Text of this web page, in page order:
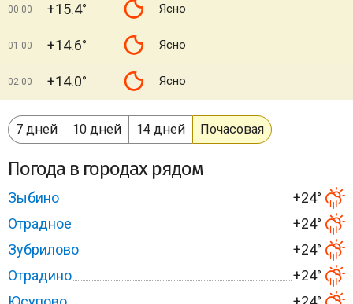
00:00 +15.4° Ясно
01:00 +14.6° Ясно
02:00 +14.0° Ясно
7 дней 10 дней 14 дней Почасовая
Погода в городах рядом
Зыбино
+24°
Отрадное
+24°
Зубрилово
+24°
Отрадино
+24°